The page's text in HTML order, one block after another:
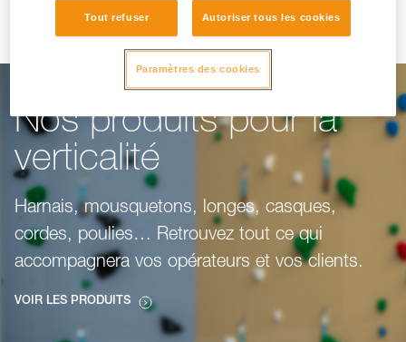
Nos produits pour la
verticalité
Harnais, mousquetons, longes, casques,
cordes, poulies… Retrouvez tout ce qui
accompagnera vos opérateurs et vos clients.
VOIR LES PRODUITS
Tout refuser Autoriser tous les cookies
Paramètres des cookies